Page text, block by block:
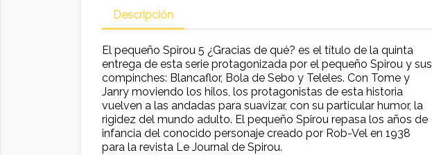
Descripción
El pequeño Spirou 5 ¿Gracias de qué? es el título de la quinta
entrega de esta serie protagonizada por el pequeño Spirou y sus
compinches: Blancaflor, Bola de Sebo y Teleles. Con Tome y
Janry moviendo los hilos, los protagonistas de esta historia
vuelven a las andadas para suavizar, con su particular humor, la
rigidez del mundo adulto. El pequeño Spirou repasa los años de
infancia del conocido personaje creado por Rob-Vel en 1938
para la revista Le Journal de Spirou.